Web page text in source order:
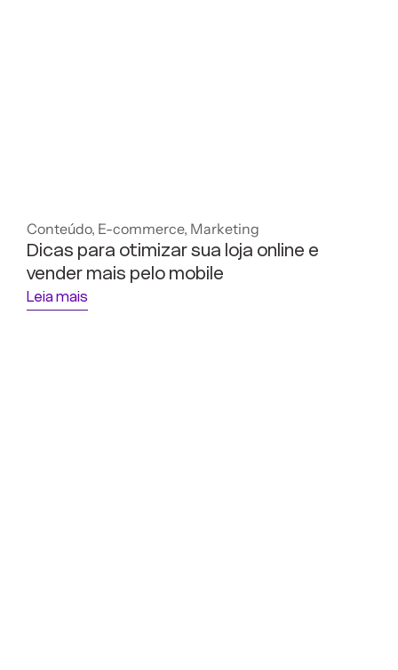
Conteúdo, E-commerce, Marketing
Dicas para otimizar sua loja online e
vender mais pelo mobile
Leia mais